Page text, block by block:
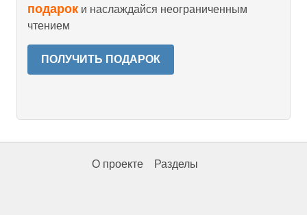
подарок и наслаждайся неограниченным
чтением
ПОЛУЧИТЬ ПОДАРОК
О проекте Разделы